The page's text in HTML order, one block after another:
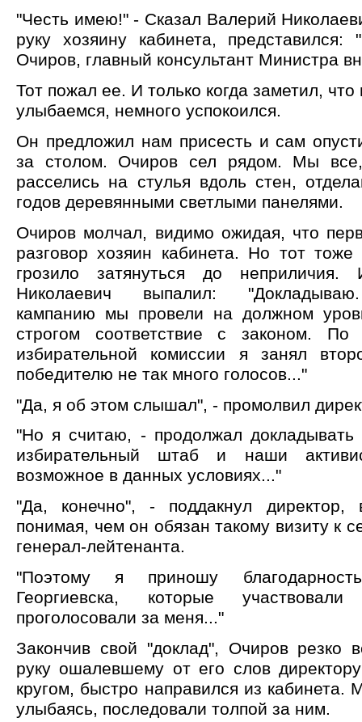
"Честь имею!" - Сказал Валерий
руку хозяину кабинета, представился:
Очиров, главный консультант Министра
Тот пожал ее. И только когда заметил,
улыбаемся, немного успокоился.
Он предложил нам присесть и сам
за столом. Очиров сел рядом. Мы все,
расселись на стулья вдоль стен,
годов деревянными светлыми панелями.
Очиров молчал, видимо ожидая, что
разговор хозяин кабинета. Но тот
грозило затянуться до
Николаевич выпалил:
кампанию мы провели на должном
строгом соответствие с законом.
избирательной комиссии я занял
победителю не так много голосов..."
"Да, я об этом слышал", - промолвил
"Но я считаю, - продолжал
избирательный штаб и наши
возможное в данных условиях..."
"Да, конечно", - поддакнул
понимая, чем он обязан такому визиту к
генерал-лейтенанта.
"Поэтому я приношу
Георгиевска, которые
проголосовали за меня..."
Закончив свой "доклад", Очиров резко
руку ошалевшему от его слов
кругом, быстро направился из кабинета.
улыбаясь, последовали толпой за ним.